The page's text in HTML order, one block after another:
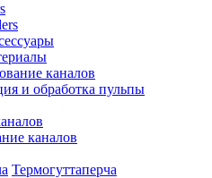
каналов
и обработка пульпы
каналов
Термогуттаперча